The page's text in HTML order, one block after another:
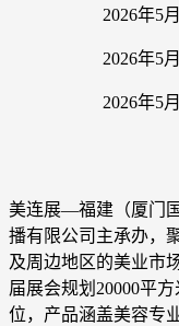
2026年5
2026年5
2026年5
美连展—福建（厦门
播有限公司主承办，
及周边地区的美业市
届展会规划20000平
位，产品涵盖美容专